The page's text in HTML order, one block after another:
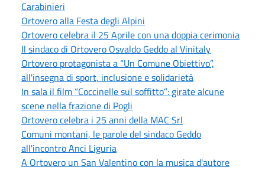
Carabinieri
Ortovero alla Festa degli Alpini
Ortovero celebra il 25 Aprile con una doppia cerimonia
Il sindaco di Ortovero Osvaldo Geddo al Vinitaly
Ortovero protagonista a “Un Comune Obiettivo”,
all'insegna di sport, inclusione e solidarietà
In sala il film “Coccinelle sul soffitto”: girate alcune
scene nella frazione di Pogli
Ortovero celebra i 25 anni della MAC Srl
Comuni montani, le parole del sindaco Geddo
all'incontro Anci Liguria
A Ortovero un San Valentino con la musica d'autore